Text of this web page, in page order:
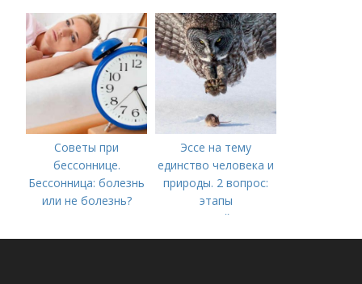
Советы при
бессоннице.
Бессонница: болезнь
или не болезнь?
Эссе на тему
единство человека и
природы. 2 вопрос:
этапы
взаимодействия
природного и